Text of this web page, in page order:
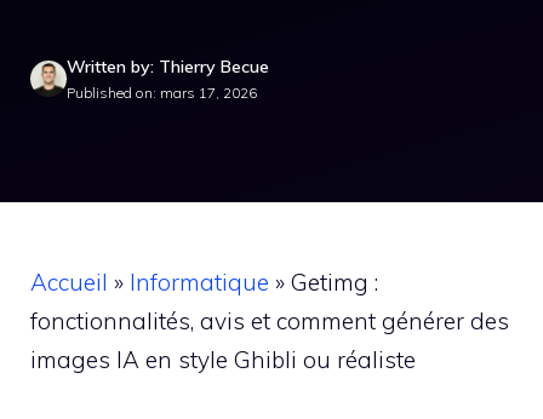
Written by: Thierry Becue
Published on: mars 17, 2026
Accueil » Informatique » Getimg :
fonctionnalités, avis et comment générer des
images IA en style Ghibli ou réaliste